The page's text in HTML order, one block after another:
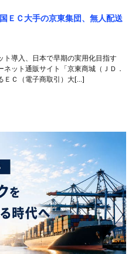
ＥＣ大手の京東集団、無人配送
ト導入、日本で早期の実用化目指す
ネット通販サイト「京東商城（ＪＤ．
ＥＣ（電子商取引）大[…]